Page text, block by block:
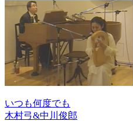
いつも何度でも
木村弓&中川俊郎